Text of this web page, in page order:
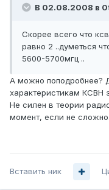
В 02.08.2008 в
Скорее всего что
равно 2 ..думеться
5600-5700мгц ..
А можно поподробнее?
характеристикам КСВН
Не силен в теории
момент, если не сложно.
Вставить ник